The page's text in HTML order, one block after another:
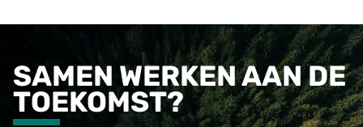
SAMEN WERKEN AAN DE
TOEKOMST?